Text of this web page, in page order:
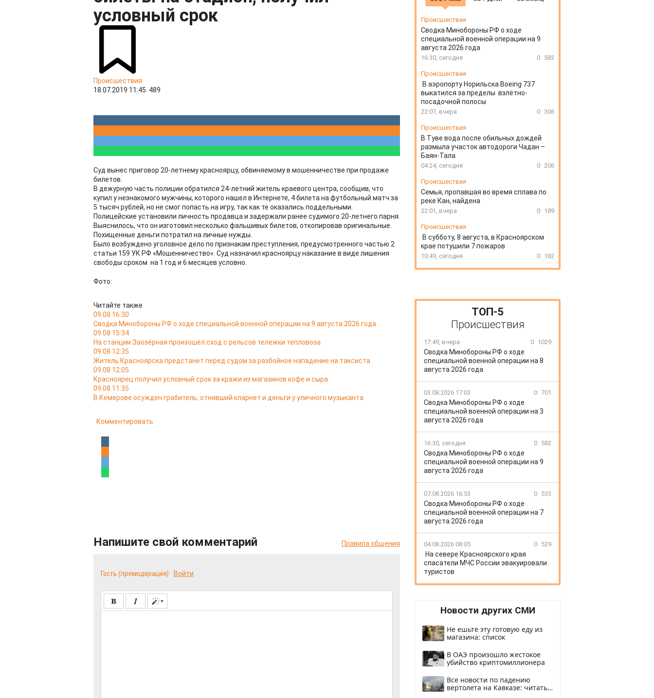
условный срок
Происшествия
18.07.2019 11:45 489
Суд вынес приговор 20-летнему красноярцу, обвиняемому в мошенничестве при продаже
билетов.
В дежурную часть полиции обратился 24-летний житель краевого центра, сообщив, что
купил у незнакомого мужчины, которого нашел в Интернете, 4 билета на футбольный матч за
5 тысяч рублей, но не смог попасть на игру, так как те оказались поддельными.
Полицейские установили личность продавца и задержали ранее судимого 20-летнего парня.
Выяснилось, что он изготовил несколько фальшивых билетов, откопировав оригинальные.
Похищенные деньги потратил на личные нужды.
Было возбуждено уголовное дело по признакам преступления, предусмотренного частью 2
статьи 159 УК РФ «Мошенничество». Суд назначил красноярцу наказание в виде лишения
свободы сроком на 1 год и 6 месяцев условно.
Фото:
Читайте также
09.08 16:30
Сводка Минобороны РФ о ходе специальной военной операции на 9 августа 2026 года
09.08 15:34
На станции Заозёрная произошёл сход с рельсов тележки тепловоза
09.08 12:35
Житель Красноярска предстанет перед судом за разбойное нападение на таксиста
09.08 12:05
Красноярец получил условный срок за кражи из магазинов кофе и сыра
09.08 11:35
В Кемерове осужден грабитель, отнявший кларнет и деньги у уличного музыканта
Комментировать
Напишите свой комментарий Правила общения
Гость (премодерация) Войти
Происшествия
Сводка Минобороны РФ о ходе
специальной военной операции на 9
августа 2026 года
16:30, сегодня 0 582
Происшествия
В аэропорту Норильска Boeing 737
выкатился за пределы взлётно-
посадочной полосы
22:07, вчера 0 306
Происшествия
В Туве вода после обильных дождей
размыла участок автодороги Чадан –
Баян-Тала
04:24, сегодня 0 206
Происшествия
Семья, пропавшая во время сплава по
реке Кан, найдена
22:01, вчера 0 189
Происшествия
В субботу, 8 августа, в Красноярском
крае потушили 7 пожаров
10:49, сегодня 0 182
ТОП-5
Происшествия
17:49, вчера 0 1029
Сводка Минобороны РФ о ходе
специальной военной операции на 8
августа 2026 года
03.08.2026 17:03 0 701
Сводка Минобороны РФ о ходе
специальной военной операции на 3
августа 2026 года
16:30, сегодня 0 582
Сводка Минобороны РФ о ходе
специальной военной операции на 9
августа 2026 года
07.08.2026 16:53 0 533
Сводка Минобороны РФ о ходе
специальной военной операции на 7
августа 2026 года
04.08.2026 08:05 0 529
На севере Красноярского края
спасатели МЧС России эвакуировали
туристов
Новости других СМИ
Не ешьте эту готовую еду из
магазина: список
В ОАЭ произошло жестокое
убийство криптомиллионера
Все новости по падению
вертолета на Кавказе: читать